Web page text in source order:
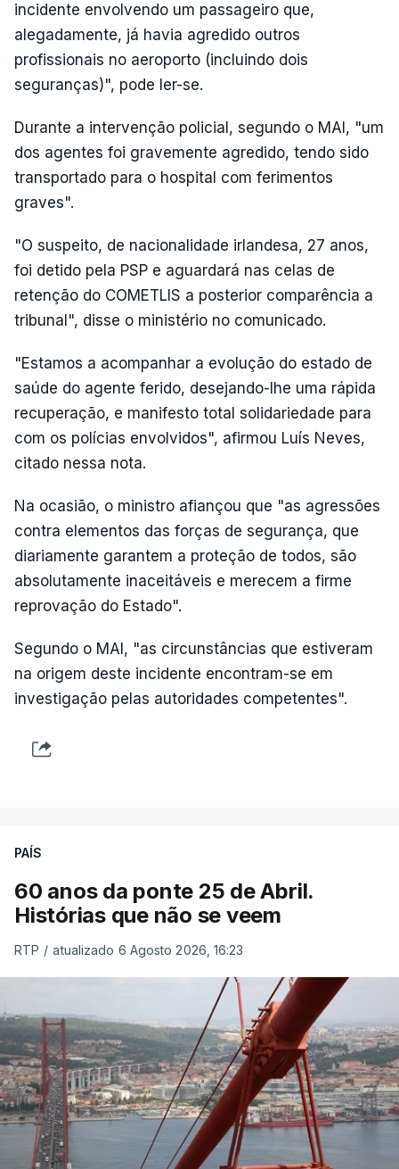
incidente envolvendo um passageiro que,
alegadamente, já havia agredido outros
profissionais no aeroporto (incluindo dois
seguranças)", pode ler-se.
Durante a intervenção policial, segundo o MAI, "um
dos agentes foi gravemente agredido, tendo sido
transportado para o hospital com ferimentos
graves".
"O suspeito, de nacionalidade irlandesa, 27 anos,
foi detido pela PSP e aguardará nas celas de
retenção do COMETLIS a posterior comparência a
tribunal", disse o ministério no comunicado.
"Estamos a acompanhar a evolução do estado de
saúde do agente ferido, desejando-lhe uma rápida
recuperação, e manifesto total solidariedade para
com os polícias envolvidos", afirmou Luís Neves,
citado nessa nota.
Na ocasião, o ministro afiançou que "as agressões
contra elementos das forças de segurança, que
diariamente garantem a proteção de todos, são
absolutamente inaceitáveis e merecem a firme
reprovação do Estado".
Segundo o MAI, "as circunstâncias que estiveram
na origem deste incidente encontram-se em
investigação pelas autoridades competentes".
PAÍS
60 anos da ponte 25 de Abril.
Histórias que não se veem
RTP / atualizado 6 Agosto 2026, 16:23